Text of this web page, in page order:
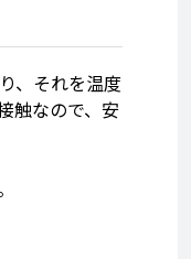
、それを温度
触なので、安